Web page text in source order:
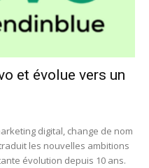
et évolue vers un
digital, change de nom
les nouvelles ambitions
évolution depuis 10 ans.